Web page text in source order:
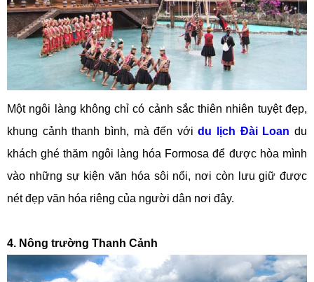
Một ngôi làng không chỉ có cảnh sắc thiên nhiên tuyệt đẹp,
khung cảnh thanh bình, mà đến vớidu lịch Đài Loan du
khách ghé thăm ngôi làng hóa Formosa để được hòa mình
vào những sự kiện văn hóa sôi nổi, nơi còn lưu giữ được
nét đẹp văn hóa riêng của người dân nơi đây.
4. Nông trường Thanh Cảnh